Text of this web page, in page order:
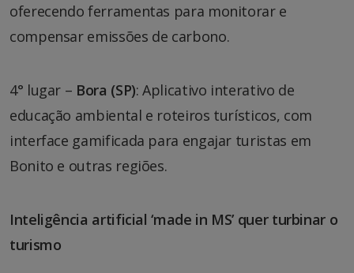
oferecendo ferramentas para monitorar e
compensar emissões de carbono.
4° lugar – Bora (SP): Aplicativo interativo de
educação ambiental e roteiros turísticos, com
interface gamificada para engajar turistas em
Bonito e outras regiões.
Inteligência artificial ‘made in MS’ quer turbinar o
turismo